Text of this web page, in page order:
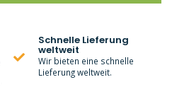
Schnelle Lieferung
weltweit
Wir bieten eine schnelle
Lieferung weltweit.